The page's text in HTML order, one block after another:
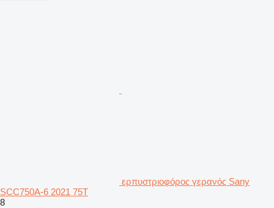
ερπυστριοφόρος γερανός Sany
SCC750A-6 2021 75T
8